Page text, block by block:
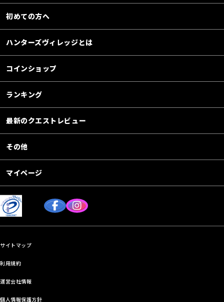
初めての方へ
ハンターズヴィレッジとは
コインショップ
ランキング
最新のクエストレビュー
その他
マイページ
サイトマップ
利用規約
運営会社情報
個人情報保護方針